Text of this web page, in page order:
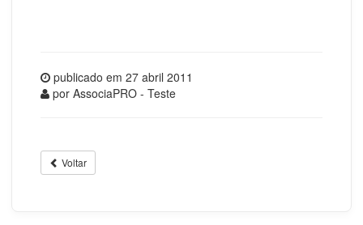
publicado em 27 abril 2011
por AssociaPRO - Teste
Voltar